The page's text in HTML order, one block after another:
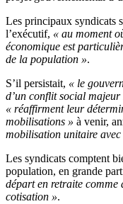
Les principaux syndicats
l’exécutif, « au moment
économique est
de la population ».
S’il persistait, « le
d’un conflit social majeur
« réaffirment leur
mobilisations » à venir,
mobilisation unitaire avec
Les syndicats comptent
population, en grande
départ en retraite comme
cotisation ».